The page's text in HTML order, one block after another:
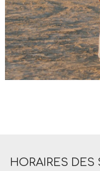
HORAIRES DES